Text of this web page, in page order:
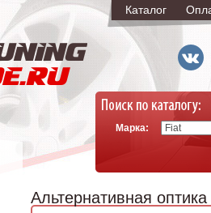
Каталог
Марка:
Альтернативная оптика